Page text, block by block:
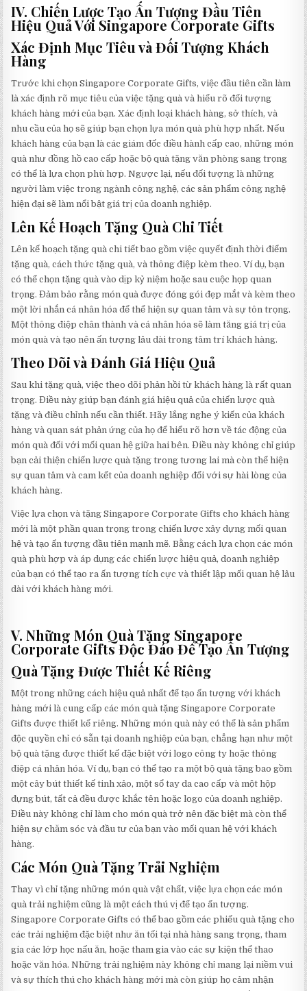
IV. Chiến Lược Tạo Ấn Tượng Đầu Tiên
Hiệu Quả Với Singapore Corporate Gifts
Xác Định Mục Tiêu và Đối Tượng Khách
Hàng
Trước khi chọn Singapore Corporate Gifts, việc đầu tiên cần làm
là xác định rõ mục tiêu của việc tặng quà và hiểu rõ đối tượng
khách hàng mới của bạn. Xác định loại khách hàng, sở thích, và
nhu cầu của họ sẽ giúp bạn chọn lựa món quà phù hợp nhất. Nếu
khách hàng của bạn là các giám đốc điều hành cấp cao, những món
quà như đồng hồ cao cấp hoặc bộ quà tặng văn phòng sang trọng
có thể là lựa chọn phù hợp. Ngược lại, nếu đối tượng là những
người làm việc trong ngành công nghệ, các sản phẩm công nghệ
hiện đại sẽ làm nổi bật giá trị của doanh nghiệp.
Lên Kế Hoạch Tặng Quà Chi Tiết
Lên kế hoạch tặng quà chi tiết bao gồm việc quyết định thời điểm
tặng quà, cách thức tặng quà, và thông điệp kèm theo. Ví dụ, bạn
có thể chọn tặng quà vào dịp kỷ niệm hoặc sau cuộc họp quan
trọng. Đảm bảo rằng món quà được đóng gói đẹp mắt và kèm theo
một lời nhắn cá nhân hóa để thể hiện sự quan tâm và sự tôn trọng.
Một thông điệp chân thành và cá nhân hóa sẽ làm tăng giá trị của
món quà và tạo nên ấn tượng lâu dài trong tâm trí khách hàng.
Theo Dõi và Đánh Giá Hiệu Quả
Sau khi tặng quà, việc theo dõi phản hồi từ khách hàng là rất quan
trọng. Điều này giúp bạn đánh giá hiệu quả của chiến lược quà
tặng và điều chỉnh nếu cần thiết. Hãy lắng nghe ý kiến của khách
hàng và quan sát phản ứng của họ để hiểu rõ hơn về tác động của
món quà đối với mối quan hệ giữa hai bên. Điều này không chỉ giúp
bạn cải thiện chiến lược quà tặng trong tương lai mà còn thể hiện
sự quan tâm và cam kết của doanh nghiệp đối với sự hài lòng của
khách hàng.
Việc lựa chọn và tặng Singapore Corporate Gifts cho khách hàng
mới là một phần quan trọng trong chiến lược xây dựng mối quan
hệ và tạo ấn tượng đầu tiên mạnh mẽ. Bằng cách lựa chọn các món
quà phù hợp và áp dụng các chiến lược hiệu quả, doanh nghiệp
của bạn có thể tạo ra ấn tượng tích cực và thiết lập mối quan hệ lâu
dài với khách hàng mới.
V. Những Món Quà Tặng Singapore
Corporate Gifts Độc Đáo Để Tạo Ấn Tượng
Quà Tặng Được Thiết Kế Riêng
Một trong những cách hiệu quả nhất để tạo ấn tượng với khách
hàng mới là cung cấp các món quà tặng Singapore Corporate
Gifts được thiết kế riêng. Những món quà này có thể là sản phẩm
độc quyền chỉ có sẵn tại doanh nghiệp của bạn, chẳng hạn như một
bộ quà tặng được thiết kế đặc biệt với logo công ty hoặc thông
điệp cá nhân hóa. Ví dụ, bạn có thể tạo ra một bộ quà tặng bao gồm
một cây bút thiết kế tinh xảo, một sổ tay da cao cấp và một hộp
đựng bút, tất cả đều được khắc tên hoặc logo của doanh nghiệp.
Điều này không chỉ làm cho món quà trở nên đặc biệt mà còn thể
hiện sự chăm sóc và đầu tư của bạn vào mối quan hệ với khách
hàng.
Các Món Quà Tặng Trải Nghiệm
Thay vì chỉ tặng những món quà vật chất, việc lựa chọn các món
quà trải nghiệm cũng là một cách thú vị để tạo ấn tượng.
Singapore Corporate Gifts có thể bao gồm các phiếu quà tặng cho
các trải nghiệm đặc biệt như ăn tối tại nhà hàng sang trọng, tham
gia các lớp học nấu ăn, hoặc tham gia vào các sự kiện thể thao
hoặc văn hóa. Những trải nghiệm này không chỉ mang lại niềm vui
và sự thích thú cho khách hàng mới mà còn giúp họ cảm nhận